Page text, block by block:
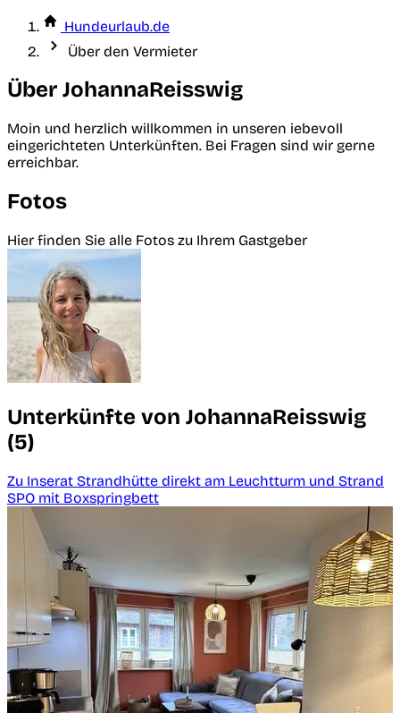
Hundeurlaub.de
Über den Vermieter
Über JohannaReisswig
Moin und herzlich willkommen in unseren iebevoll
eingerichteten Unterkünften. Bei Fragen sind wir gerne
erreichbar.
Fotos
Hier finden Sie alle Fotos zu Ihrem Gastgeber
Unterkünfte von JohannaReisswig
(5)
Zu Inserat Strandhütte direkt am Leuchtturm und Strand
SPO mit Boxspringbett